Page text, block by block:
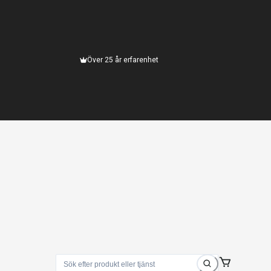
Över 25 år erfarenhet